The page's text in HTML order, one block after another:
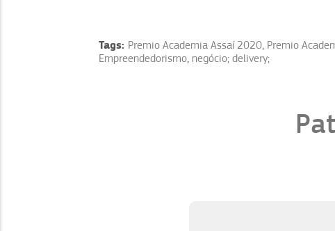
Tags: Premio Academia Assaí 2020, Premio
Empreendedorismo, negócio; delivery;